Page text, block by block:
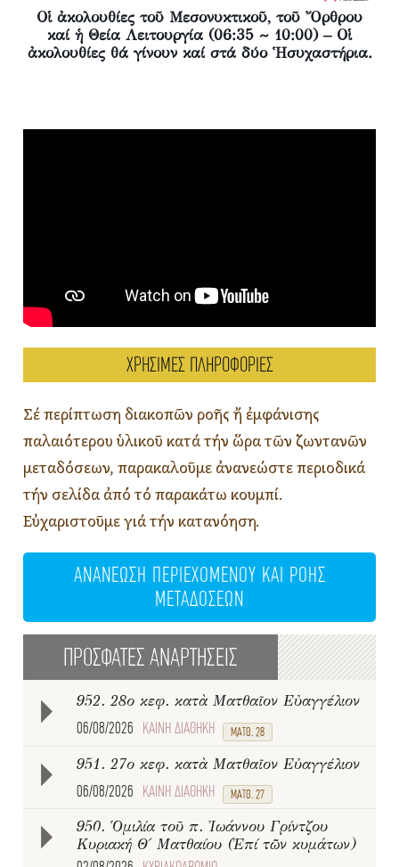
Οἱ ἀκολουθίες τοῦ Μεσονυκτικοῦ, τοῦ Ὄρθρου
καί ἡ Θεία Λειτουργία (06:35 ~ 10:00) – Οἱ
ἀκολουθίες θά γίνουν καί στά δύο Ἡσυχαστήρια.
ΧΡΗΣΙΜΕΣ ΠΛΗΡΟΦΟΡΙΕΣ
Σέ περίπτωση διακοπῶν ροῆς ἤ ἐμφάνισης
παλαιότερου ὑλικοῦ κατά τήν ὥρα τῶν ζωντανῶν
μεταδόσεων, παρακαλοῦμε ἀνανεώστε περιοδικά
τήν σελίδα ἀπό τό παρακάτω κουμπί.
Εὐχαριστοῦμε γιά τήν κατανόηση.
ΑΝΑΝΕΩΣΗ ΠΕΡΙΕΧΟΜΕΝΟΥ ΚΑΙ ΡΟΗΣ
ΜΕΤΑΔΟΣΕΩΝ
ΠΡΟΣΦΑΤΕΣ ΑΝΑΡΤΗΣΕΙΣ
952. 28ο κεφ. κατὰ Ματθαῖον Εὐαγγέλιον
06/08/2026 ΚΑΙΝΗ ΔΙΑΘΗΚΗ ΜΑΤΘ. 28
951. 27ο κεφ. κατὰ Ματθαῖον Εὐαγγέλιον
06/08/2026 ΚΑΙΝΗ ΔΙΑΘΗΚΗ ΜΑΤΘ. 27
950. Ὁμιλία τοῦ π. Ἰωάννου Γρίντζου
Κυριακή Θ΄ Ματθαίου (Ἐπί τῶν κυμάτων)